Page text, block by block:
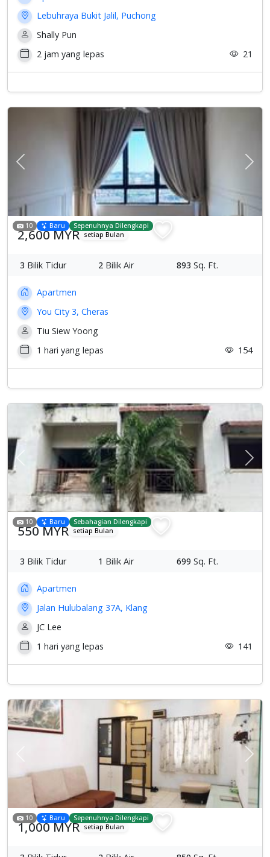
Lebuhraya Bukit Jalil, Puchong
Shally Pun
2 jam yang lepas
21
Previous
10 Baru Sepenuhnya Dilengkapi
2,600 MYR setiap Bulan
3 Bilik Tidur 2 Bilik Air 893 Sq. Ft.
Apartmen
You City 3, Cheras
Tiu Siew Yoong
1 hari yang lepas
154
Previous
10 Baru Sebahagian Dilengkapi
550 MYR setiap Bulan
3 Bilik Tidur 1 Bilik Air 699 Sq. Ft.
Apartmen
Jalan Hulubalang 37A, Klang
JC Lee
1 hari yang lepas
141
10 Baru Sepenuhnya Dilengkapi
1,000 MYR setiap Bulan